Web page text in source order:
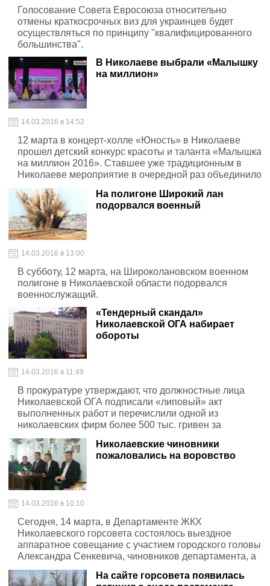
Голосование Совета Евросоюза относительно
отмены краткосрочных виз для украинцев будет
осуществляться по принципу "квалифицированного
большинства".
В Николаеве выбрали «Малышку
на миллион»
14.03.2016 в 14:52
12 марта в концерт-холле «Юность» в Николаеве
прошел детский конкурс красоты и таланта «Малышка
на миллион 2016». Ставшее уже традиционным в
Николаеве мероприятие в очередной раз объединило
на одной сцене невероятно красивых и талантливых
юных участниц.
На полигоне Широкий лан
подорвался военный
14.03.2016 в 13:00
В субботу, 12 марта, на Широколановском военном
полигоне в Николаевской области подорвался
военнослужащий.
«Тендерный скандал»
Николаевской ОГА набирает
обороты
14.03.2016 в 11:49
В прокуратуре утверждают, что должностные лица
Николаевской ОГА подписали «липовый» акт
выполненных работ и перечислили одной из
николаевских фирм более 500 тыс. гривен за
капитальный ремонт отопительных котлов
Лупаревского психоневрологического интерната.
Николаевские чиновники
пожаловались на воровство
14.03.2016 в 10:10
Сегодня, 14 марта, в Департаменте ЖКХ
Николаевского горсовета состоялось выездное
аппаратное совещание с участием городского головы
Александра Сенкевича, чиновников департамента, а
также активных граждан.
На сайте горсовета появилась